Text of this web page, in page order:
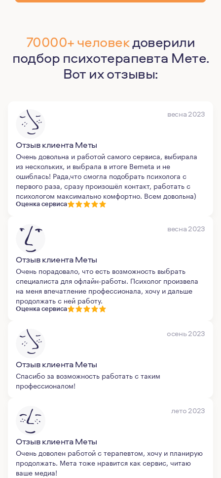
70000+ человекдоверили
подбор психотерапевта Мете.
Вот их отзывы:
весна 2023
Отзыв клиента Меты
Очень довольна и работой самого сервиса, выбирала
из нескольких, и выбрала в итоге Bemeta и не
ошиблась! Рада,что смогла подобрать психолога с
первого раза, сразу произошёл контакт, работать с
психологом максимально комфортно. Всем довольна)
Оценка сервиса
весна 2023
Отзыв клиента Меты
Очень порадовало, что есть возможность выбрать
специалиста для офлайн-работы. Психолог произвела
на меня впечатление профессионала, хочу и дальше
продолжать с ней работу.
Оценка сервиса
осень 2023
Отзыв клиента Меты
Спасибо за возможность работать с таким
профессионалом!
лето 2023
Отзыв клиента Меты
Очень доволен работой с терапевтом, хочу и планирую
продолжать. Мета тоже нравится как сервис, читаю
ваше медиа!